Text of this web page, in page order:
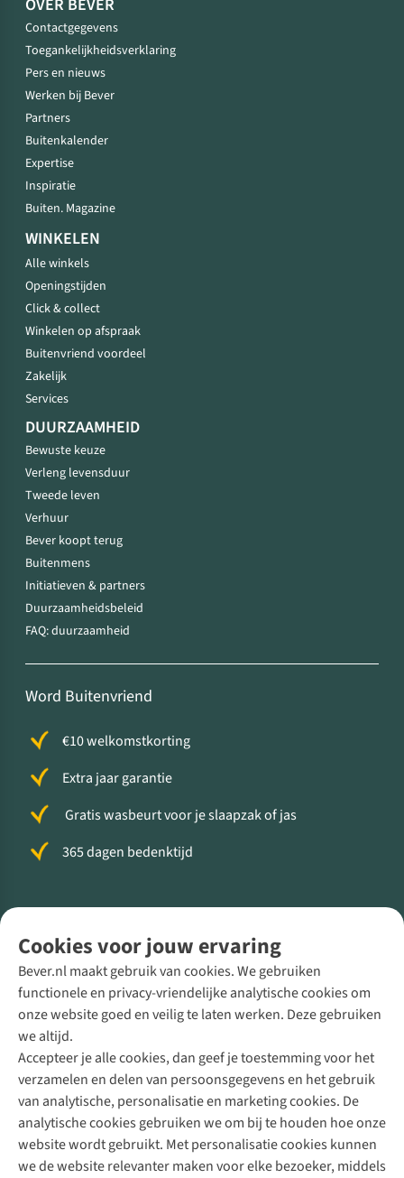
Cookies voor jouw ervaring
Bever.nl maakt gebruik van cookies. We gebruiken
functionele en privacy-vriendelijke analytische cookies om
onze website goed en veilig te laten werken. Deze gebruiken
we altijd.
Accepteer je alle cookies, dan geef je toestemming voor het
verzamelen en delen van persoonsgegevens en het gebruik
van analytische, personalisatie en marketing cookies. De
analytische cookies gebruiken we om bij te houden hoe onze
website wordt gebruikt. Met personalisatie cookies kunnen
we de website relevanter maken voor elke bezoeker, middels
OVER BEVER
Contactgegevens
Toegankelijkheidsverklaring
Pers en nieuws
Werken bij Bever
Partners
Buitenkalender
Expertise
Inspiratie
Buiten. Magazine
WINKELEN
Alle winkels
Openingstijden
Click & collect
Winkelen op afspraak
Buitenvriend voordeel
Zakelijk
Services
DUURZAAMHEID
Bewuste keuze
Verleng levensduur
Tweede leven
Verhuur
Bever koopt terug
Buitenmens
Initiatieven & partners
Duurzaamheidsbeleid
FAQ: duurzaamheid
Word Buitenvriend
€10 welkomstkorting
Extra jaar garantie
Gratis wasbeurt voor je slaapzak of jas
365 dagen bedenktijd
Direct advies van een Buitenexpert
+31 (0)85 888 50 88
+31 6 12 28 49 80
Contactformulier